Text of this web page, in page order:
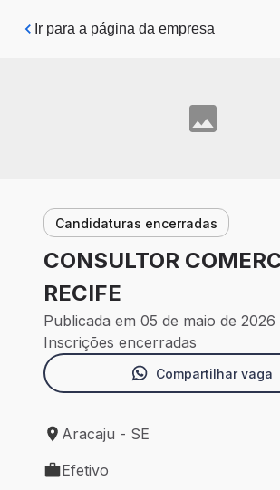
Pular para o conteúdo principal
Ir para a página da empresa
Candidaturas encerradas
CONSULTOR
RECIFE
Publicada em 05 de maio de 2026
Inscrições encerradas
Compartilhar vaga
Local de trabalho: Aracaju - SE
Aracaju - SE
Tipo de vaga: Efetivo
Efetivo